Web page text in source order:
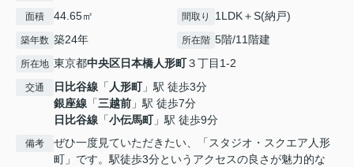
面積 44.65㎡ 間取り 1LDK＋S(納戸)
築年数 築24年 所在階 5階/11階建
所在地 東京都中央区日本橋人形町３丁目1-2
交通 日比谷線 「 人形町」駅 徒歩3分
銀座線 「三越前 」駅 徒歩7分
日比谷線 「小伝馬町」駅 徒歩9分
備考
ぜひ一度見ていただきたい、「スタジオ・スクエア人形
町」です。駅徒歩3分というアクセスの良さが魅力的な